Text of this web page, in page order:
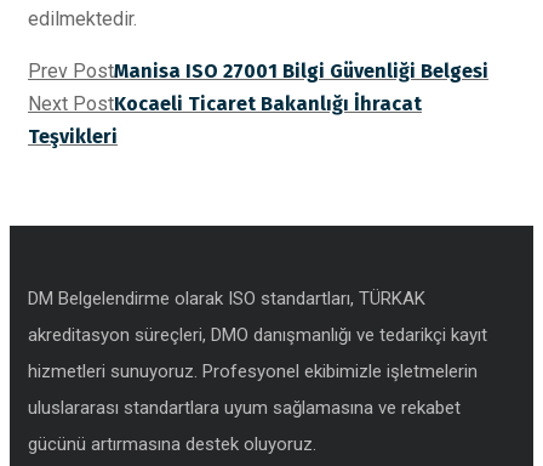
edilmektedir.
Prev PostManisa ISO 27001 Bilgi Güvenliği Belgesi
Next PostKocaeli Ticaret Bakanlığı İhracat
Teşvikleri
DM Belgelendirme olarak ISO standartları, TÜRKAK
akreditasyon süreçleri, DMO danışmanlığı ve tedarikçi kayıt
hizmetleri sunuyoruz. Profesyonel ekibimizle işletmelerin
uluslararası standartlara uyum sağlamasına ve rekabet
gücünü artırmasına destek oluyoruz.